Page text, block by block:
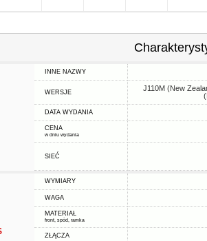
INNE NAZWY
WERSJE
J110M (New
DATA WYDANIA
CENA
w dniu wydania
SIEĆ
WYMIARY
WAGA
MATERIAŁ
front, spód, ramka
ZŁĄCZA